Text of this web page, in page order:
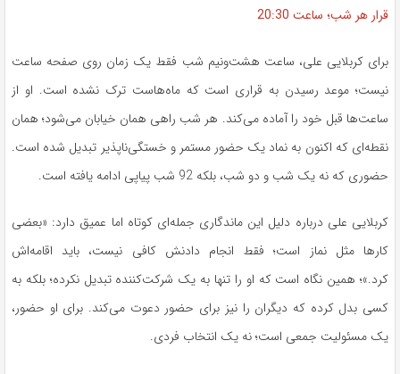
قرار هر شب؛ ساعت 20:30
برای کربلایی علی، ساعت هشت‌ونیم شب فقط یک زمان روی صفحه ساعت
نیست؛ موعد رسیدن به قراری است که ماه‌هاست ترک نشده است. او از
ساعت‌ها قبل خود را آماده می‌کند. هر شب راهی همان خیابان می‌شود؛ همان
نقطه‌ای که اکنون به نماد یک حضور مستمر و خستگی‌ناپذیر تبدیل شده است.
حضوری که نه یک شب و دو شب، بلکه 92 شب پیاپی ادامه یافته است.
کربلایی علی درباره دلیل این ماندگاری جمله‌ای کوتاه اما عمیق دارد: «بعضی
کارها مثل نماز است؛ فقط انجام دادنش کافی نیست، باید اقامه‌اش
کرد.»؛ همین نگاه است که او را تنها به یک شرکت‌کننده تبدیل نکرده؛ بلکه به
کسی بدل کرده که دیگران را نیز برای حضور دعوت می‌کند. برای او حضور،
یک مسئولیت جمعی است؛ نه یک انتخاب فردی.